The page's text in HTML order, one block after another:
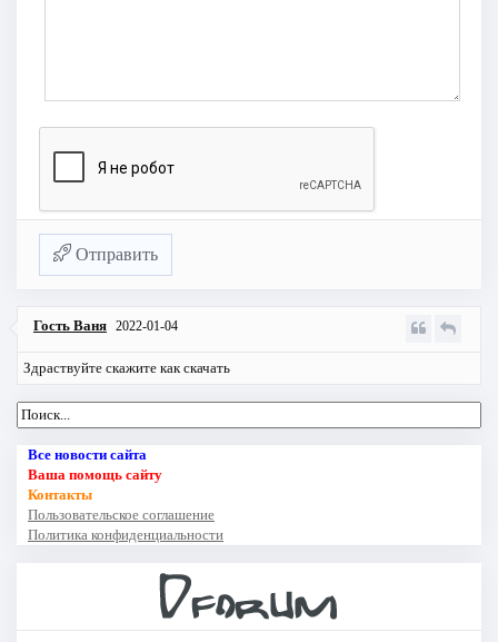
Отправить
Гость Ваня 2022-01-04
Здраствуйте скажите как скачать
Все новости сайта
Ваша помощь сайту
Контакты
Пользовательское соглашение
Политика конфиденциальности